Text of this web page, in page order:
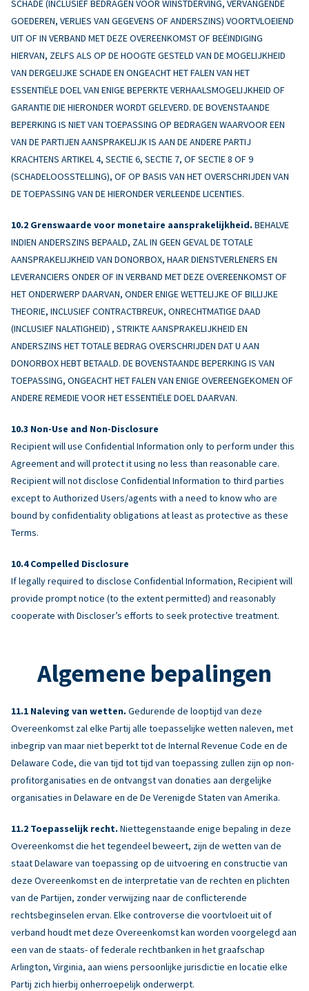
SCHADE (INCLUSIEF BEDRAGEN VOOR WINSTDERVING, VERVANGENDE
GOEDEREN, VERLIES VAN GEGEVENS OF ANDERSZINS) VOORTVLOEIEND
UIT OF IN VERBAND MET DEZE OVEREENKOMST OF BEËINDIGING
HIERVAN, ZELFS ALS OP DE HOOGTE GESTELD VAN DE MOGELIJKHEID
VAN DERGELIJKE SCHADE EN ONGEACHT HET FALEN VAN HET
ESSENTIËLE DOEL VAN ENIGE BEPERKTE VERHAALSMOGELIJKHEID OF
GARANTIE DIE HIERONDER WORDT GELEVERD. DE BOVENSTAANDE
BEPERKING IS NIET VAN TOEPASSING OP BEDRAGEN WAARVOOR EEN
VAN DE PARTIJEN AANSPRAKELIJK IS AAN DE ANDERE PARTIJ
KRACHTENS ARTIKEL 4, SECTIE 6, SECTIE 7, OF SECTIE 8 OF 9
(SCHADELOOSSTELLING), OF OP BASIS VAN HET OVERSCHRIJDEN VAN
DE TOEPASSING VAN DE HIERONDER VERLEENDE LICENTIES.
Grenswaarde voor monetaire aansprakelijkheid. BEHALVE
INDIEN ANDERSZINS BEPAALD, ZAL IN GEEN GEVAL DE TOTALE
AANSPRAKELIJKHEID VAN DONORBOX, HAAR DIENSTVERLENERS EN
LEVERANCIERS ONDER OF IN VERBAND MET DEZE OVEREENKOMST OF
HET ONDERWERP DAARVAN, ONDER ENIGE WETTELIJKE OF BILLIJKE
THEORIE, INCLUSIEF CONTRACTBREUK, ONRECHTMATIGE DAAD
(INCLUSIEF NALATIGHEID) , STRIKTE AANSPRAKELIJKHEID EN
ANDERSZINS HET TOTALE BEDRAG OVERSCHRIJDEN DAT U AAN
DONORBOX HEBT BETAALD. DE BOVENSTAANDE BEPERKING IS VAN
TOEPASSING, ONGEACHT HET FALEN VAN ENIGE OVEREENGEKOMEN OF
ANDERE REMEDIE VOOR HET ESSENTIËLE DOEL DAARVAN.
Non-Use and Non-Disclosure
Recipient will use Confidential Information only to perform under this
Agreement and will protect it using no less than reasonable care.
Recipient will not disclose Confidential Information to third parties
except to Authorized Users/agents with a need to know who are
bound by confidentiality obligations at least as protective as these
Terms.
Compelled Disclosure
If legally required to disclose Confidential Information, Recipient will
provide prompt notice (to the extent permitted) and reasonably
cooperate with Discloser’s efforts to seek protective treatment.
Algemene bepalingen
Naleving van wetten. Gedurende de looptijd van deze
Overeenkomst zal elke Partij alle toepasselijke wetten naleven, met
inbegrip van maar niet beperkt tot de Internal Revenue Code en de
Delaware Code, die van tijd tot tijd van toepassing zullen zijn op non-
profitorganisaties en de ontvangst van donaties aan dergelijke
organisaties in Delaware en de De Verenigde Staten van Amerika.
Toepasselijk recht. Niettegenstaande enige bepaling in deze
Overeenkomst die het tegendeel beweert, zijn de wetten van de
staat Delaware van toepassing op de uitvoering en constructie van
deze Overeenkomst en de interpretatie van de rechten en plichten
van de Partijen, zonder verwijzing naar de conflicterende
rechtsbeginselen ervan. Elke controverse die voortvloeit uit of
verband houdt met deze Overeenkomst kan worden voorgelegd aan
een van de staats- of federale rechtbanken in het graafschap
Arlington, Virginia, aan wiens persoonlijke jurisdictie en locatie elke
Partij zich hierbij onherroepelijk onderwerpt.